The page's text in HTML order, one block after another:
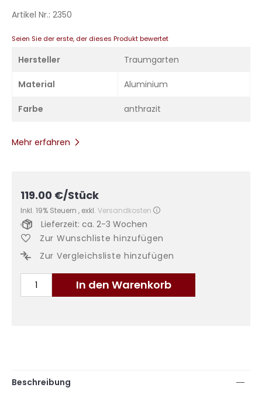
Artikel Nr.: 2350
Seien Sie der erste, der dieses Produkt bewertet
Hersteller Traumgarten
Material Aluminium
Farbe anthrazit
Mehr erfahren
119.00 €/Stück
Inkl. 19% Steuern , exkl. Versandkosten
In den Warenkorb
Lieferzeit: ca. 2-3 Wochen
Zur Wunschliste hinzufügen
Zur Vergleichsliste hinzufügen
Beschreibung